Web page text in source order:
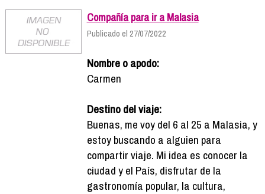
Compañía para ir a Malasia
Publicado el 27/07/2022
Nombre o apodo:
Carmen
Destino del viaje:
Buenas, me voy del 6 al 25 a Malasia, y
estoy buscando a alguien para
compartir viaje. Mi idea es conocer la
ciudad y el País, disfrutar de la
gastronomía popular, la cultura,